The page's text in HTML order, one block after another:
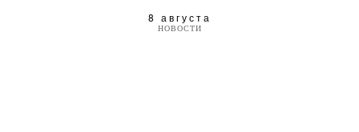
8 августа
НОВОСТИ